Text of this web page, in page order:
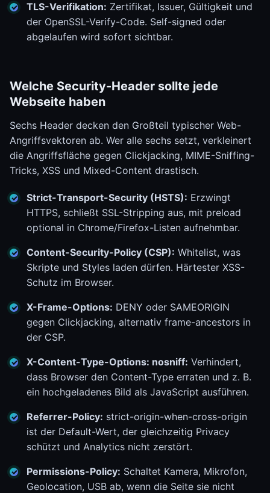
TLS-Verifikation: Zertifikat, Issuer, Gültigkeit und
der OpenSSL-Verify-Code. Self-signed oder
abgelaufen wird sofort sichtbar.
Welche Security-Header sollte jede
Webseite haben
Sechs Header decken den Großteil typischer Web-
Angriffsvektoren ab. Wer alle sechs setzt, verkleinert
die Angriffsfläche gegen Clickjacking, MIME-Sniffing-
Tricks, XSS und Mixed-Content drastisch.
Strict-Transport-Security (HSTS): Erzwingt
HTTPS, schließt SSL-Stripping aus, mit preload
optional in Chrome/Firefox-Listen aufnehmbar.
Content-Security-Policy (CSP): Whitelist, was
Skripte und Styles laden dürfen. Härtester XSS-
Schutz im Browser.
X-Frame-Options: DENY oder SAMEORIGIN
gegen Clickjacking, alternativ frame-ancestors in
der CSP.
X-Content-Type-Options: nosniff: Verhindert,
dass Browser den Content-Type erraten und z. B.
ein hochgeladenes Bild als JavaScript ausführen.
Referrer-Policy: strict-origin-when-cross-origin
ist der Default-Wert, der gleichzeitig Privacy
schützt und Analytics nicht zerstört.
Permissions-Policy: Schaltet Kamera, Mikrofon,
Geolocation, USB ab, wenn die Seite sie nicht